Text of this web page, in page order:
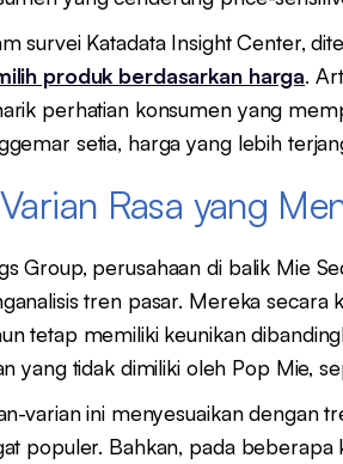
survei Katadata Insight Center,
produk berdasarkan harga.
perhatian konsumen yang
setia, harga yang lebih
Rasa yang
Group, perusahaan di balik Mie
tren pasar. Mereka
tetap memiliki keunikan
yang tidak dimiliki oleh Pop Mie,
varian ini menyesuaikan dengan
populer. Bahkan, pada beberapa